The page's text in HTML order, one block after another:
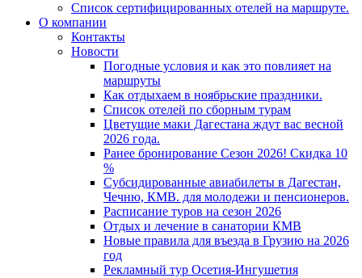
Список сертифицированных отелей на маршруте.
О компании
Контакты
Новости
Погодные условия и как это повлияет на
маршруты
Как отдыхаем в ноябрьские праздники.
Список отелей по сборным турам
Цветущие маки Дагестана ждут вас весной
2026 года.
Ранее бронирование Сезон 2026! Скидка 10
%
Субсидированные авиабилеты в Дагестан,
Чечню, КМВ. для молодежи и пенсионеров.
Расписание туров на сезон 2026
Отдых и лечение в санатории КМВ
Новые правила для въезда в Грузию на 2026
год
Рекламный тур Осетия-Ингушетия